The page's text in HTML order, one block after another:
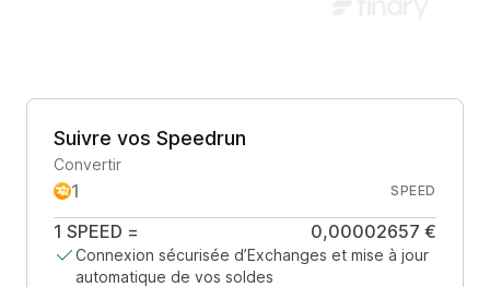
Suivre vos Speedrun
Convertir
SPEED
1 SPEED = 0,00002657 €
Connexion sécurisée d’Exchanges et mise à jour
automatique de vos soldes